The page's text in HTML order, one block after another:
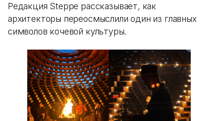
Редакция Steppe рассказывает, как
архитекторы переосмыслили один из главных
символов кочевой культуры.